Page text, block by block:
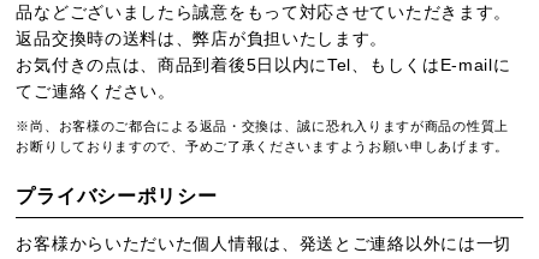
品などございましたら誠意をもって対応させていただきます。
返品交換時の送料は、弊店が負担いたします。
お気付きの点は、商品到着後5日以内にTel、もしくはE-mailに
てご連絡ください。
※尚、お客様のご都合による返品・交換は、誠に恐れ入りますが商品の性質上
お断りしておりますので、予めご了承くださいますようお願い申しあげます。
プライバシーポリシー
お客様からいただいた個人情報は、発送とご連絡以外には一切